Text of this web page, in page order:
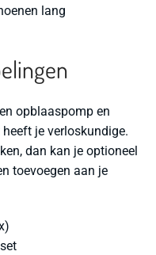
lang
opblaaspomp en
je verloskundige.
dan kan je optioneel
toevoegen aan je